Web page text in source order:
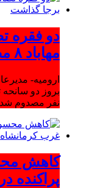
دو فقره
مهاباد ۸ مصدوم برجا گذاشت
ارومیه-
نفر مصدوم
کاهش
پراکنده